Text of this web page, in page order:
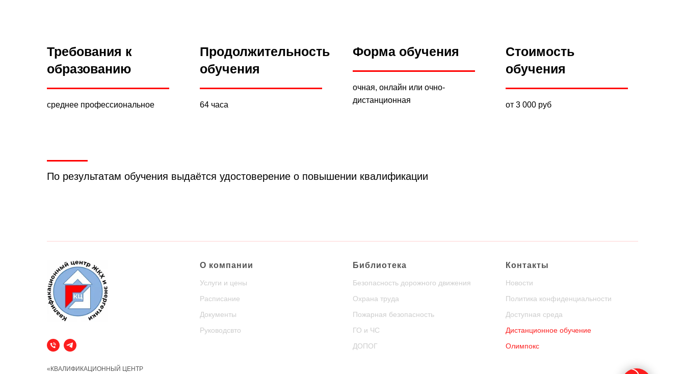
Требования к
образованию
среднее профессиональное
Продолжительность
обучения
64 часа
Форма обучения
очная, онлайн или очно-
дистанционная
Стоимость
обучения
от 3 000 руб
По результатам обучения выдаётся удостоверение о повышении квалификации
«КВАЛИФИКАЦИОННЫЙ ЦЕНТР
О компании
Услуги и цены
Расписание
Документы
Руководсвто
Библиотека
Безопасность дорожного движения
Охрана труда
Пожарная безопасность
ГО и ЧС
ДОПОГ
Контакты
Новости
Политика конфиденциальности
Доступная среда
Дистанционное обучение
Олимпокс